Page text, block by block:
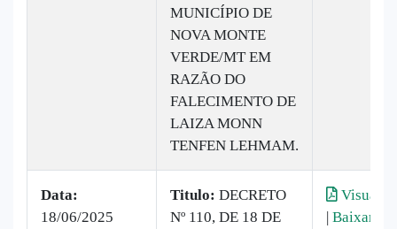
MUNICÍPIO DE
NOVA MONTE
VERDE/MT EM
RAZÃO DO
FALECIMENTO DE
LAIZA MONN
TENFEN LEHMAM.
Data:
18/06/2025
Titulo: DECRETO
Nº 110, DE 18 DE
| Baixar